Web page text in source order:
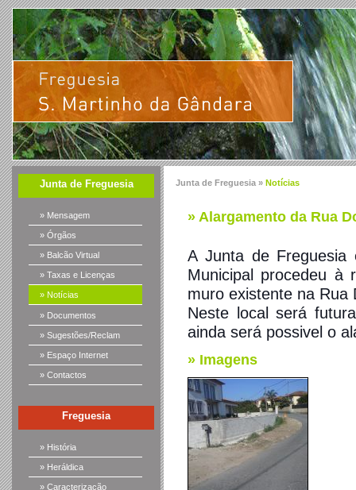
Junta de Freguesia
» Mensagem
» Órgãos
» Balcão Virtual
» Taxas e Licenças
» Notícias
» Documentos
» Sugestões/Reclam
» Espaço Internet
» Contactos
Freguesia
» História
» Heráldica
» Caracterização
Junta de Freguesia » Notícias
» Alargamento da Rua
A Junta de Freguesia
Municipal procedeu à
muro existente na Rua
Neste local será
ainda será possivel o
» Imagens